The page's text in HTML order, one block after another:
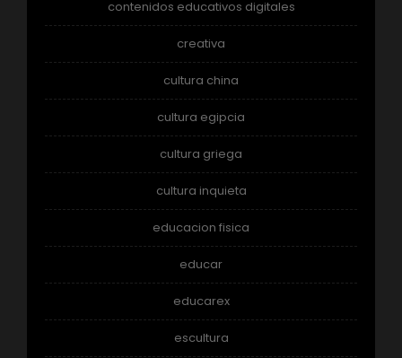
contenidos educativos digitales
creativa
cultura china
cultura egipcia
cultura griega
cultura inquieta
educacion fisica
educar
educarex
escultura